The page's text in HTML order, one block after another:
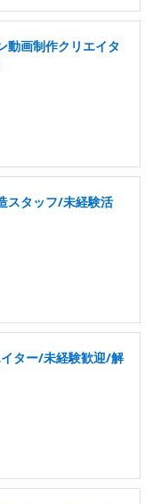
動画制作クリエイタ
スタッフ/未経験活
ター/未経験歓迎/解